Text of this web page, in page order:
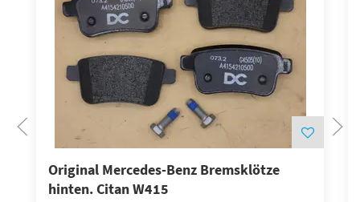
Original Mercedes-Benz Bremsklötze
hinten. Citan W415